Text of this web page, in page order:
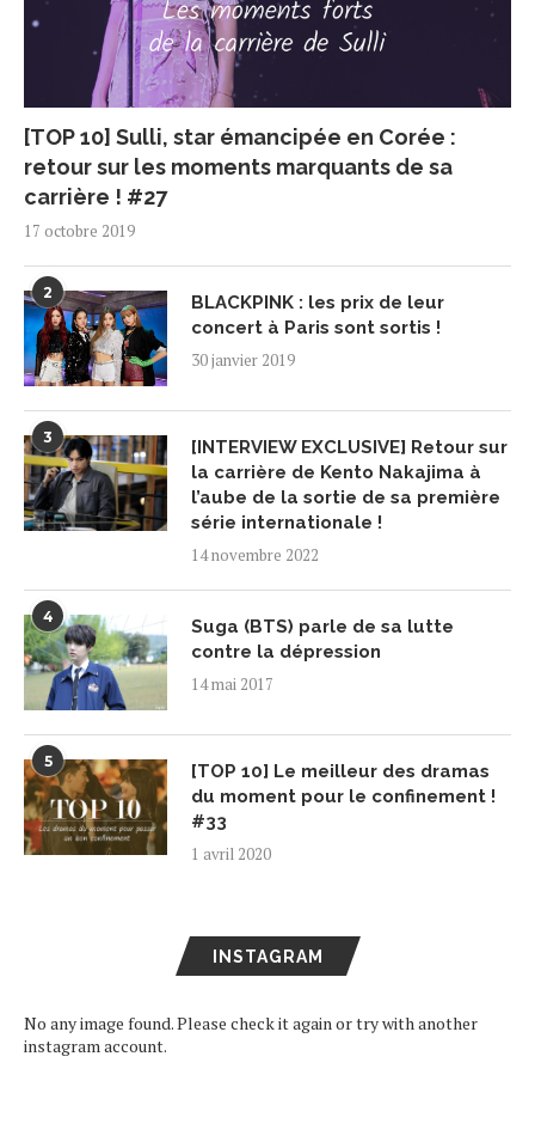
[TOP 10] Sulli, star émancipée en Corée :
retour sur les moments marquants de sa
carrière ! #27
17 octobre 2019
2
BLACKPINK : les prix de leur
concert à Paris sont sortis !
30 janvier 2019
3
[INTERVIEW EXCLUSIVE] Retour sur
la carrière de Kento Nakajima à
l’aube de la sortie de sa première
série internationale !
14 novembre 2022
4
Suga (BTS) parle de sa lutte
contre la dépression
14 mai 2017
5
[TOP 10] Le meilleur des dramas
du moment pour le confinement !
#33
1 avril 2020
INSTAGRAM
No any image found. Please check it again or try with another
instagram account.